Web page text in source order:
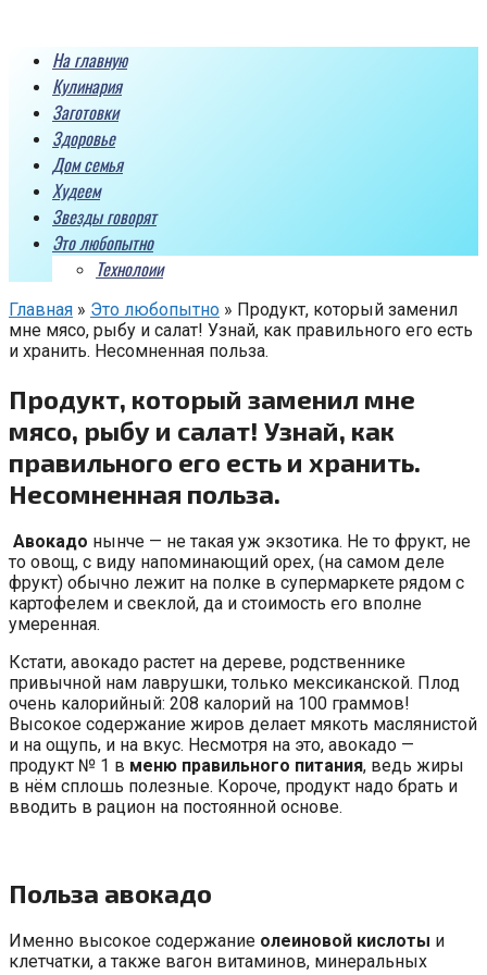
контентуНа главную
Кулинария
Заготовки
Здоровье
Дом семья
Худеем
Звезды говорят
Это любопытно
Технолоии
Главная » Это любопытно » Продукт, который заменил
мне мясо, рыбу и салат! Узнай, как правильного его есть
и хранить. Несомненная польза.
Продукт, который заменил мне
мясо, рыбу и салат! Узнай, как
правильного его есть и хранить.
Несомненная польза.
Авокадо нынче — не такая уж экзотика. Не то фрукт, не
то овощ, с виду напоминающий орех, (на самом деле
фрукт) обычно лежит на полке в супермаркете рядом с
картофелем и свеклой, да и стоимость его вполне
умеренная.
Кстати, авокадо растет на дереве, родственнике
привычной нам лаврушки, только мексиканской. Плод
очень калорийный: 208 калорий на 100 граммов!
Высокое содержание жиров делает мякоть маслянистой
и на ощупь, и на вкус. Несмотря на это, авокадо —
продукт № 1 в меню правильного питания, ведь жиры
в нём сплошь полезные. Короче, продукт надо брать и
вводить в рацион на постоянной основе.
Польза авокадо
Именно высокое содержание олеиновой кислоты и
клетчатки, а также вагон витаминов, минеральных